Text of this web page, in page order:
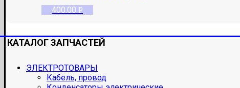
400.00 Р
КАТАЛОГ ЗАПЧАСТЕЙ
ЭЛЕКТРОТОВАРЫ
Кабель, провод